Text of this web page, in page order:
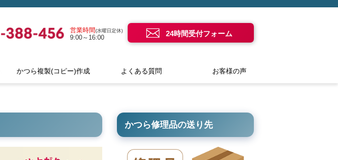
営業時間(水曜日定休)
9:00～16:00 24時間受付フォーム
かつら複製(コピー)作成 よくある質問 お客様の声
かつら修理品の送り先